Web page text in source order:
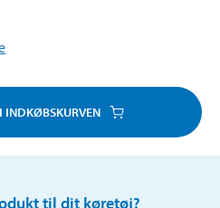
INDKØBSKURVEN
til dit køretøj?